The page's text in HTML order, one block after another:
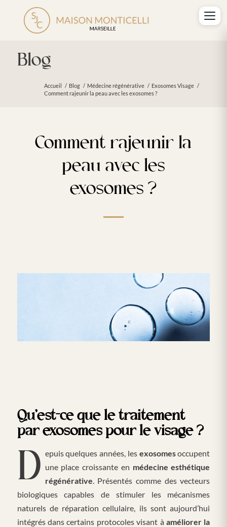
Blog
Accueil / Blog / Médecine régénérative / Exosomes Visage /
Comment rajeunir la peau avec les exosomes ?
Comment rajeunir la
peau avec les
exosomes ?
Qu’est-ce que le traitement
par exosomes pour le visage ?
Depuis quelques années, les exosomesoccupent
une place croissante en médecine esthétique
régénérative. Présentés comme des vecteurs
biologiques capables de stimuler les mécanismes
naturels de réparation cellulaire, ils sont aujourd’hui
intégrés dans certains protocoles visant à améliorer la